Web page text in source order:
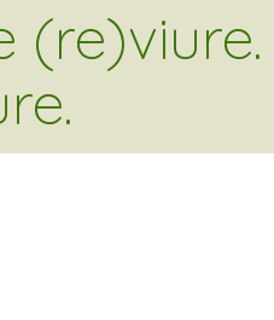
(re)viure.